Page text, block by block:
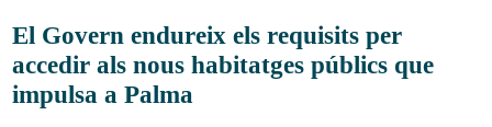
El Govern endureix els requisits per
accedir als nous habitatges públics que
impulsa a Palma